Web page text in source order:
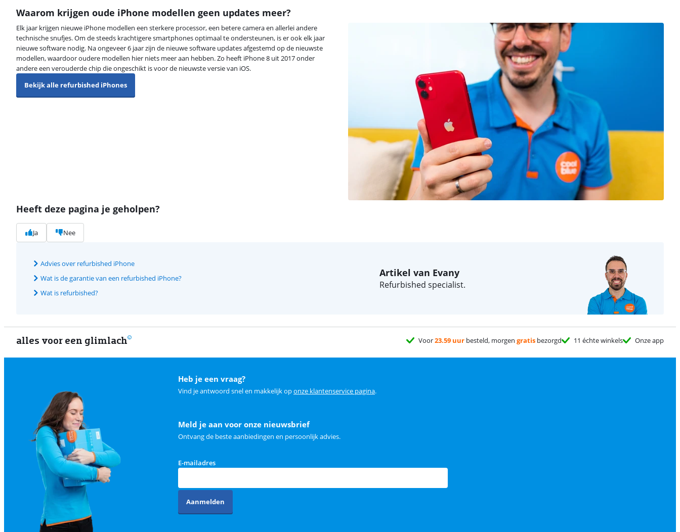
Waarom krijgen oude iPhone modellen geen updates meer?
Elk jaar krijgen nieuwe iPhone modellen een sterkere processor, een betere camera en allerlei andere
technische snufjes. Om de steeds krachtigere smartphones optimaal te ondersteunen, is er ook elk jaar
nieuwe software nodig. Na ongeveer 6 jaar zijn de nieuwe software updates afgestemd op de nieuwste
modellen, waardoor oudere modellen hier niets meer aan hebben. Zo heeft iPhone 8 uit 2017 onder
andere een verouderde chip die ongeschikt is voor de nieuwste versie van iOS.
Bekijk alle refurbished iPhones
Heeft deze pagina je geholpen?
Ja Nee
Advies over refurbished iPhone
Wat is de garantie van een refurbished iPhone?
Wat is refurbished?
Artikel van Evany
Refurbished specialist.
alles voor een glimlach Voor23.59 uur besteld, morgen gratis bezorgd 11 échte winkels Onze app
Heb je een vraag?
Vind je antwoord snel en makkelijk oponze klantenservice pagina.
Meld je aan voor onze nieuwsbrief
Ontvang de beste aanbiedingen en persoonlijk advies.
E-mailadres
Aanmelden